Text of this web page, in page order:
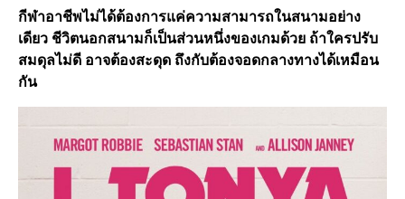
กีฬาอาชีพไม่ได้ต้องการแค่ความสามารถในสนามอย่าง
เดียว ชีวิตนอกสนามก็เป็นส่วนหนึ่งของเกมด้วย ถ้าใครปรับ
สมดุลไม่ดี อาจต้องสะดุด ถึงกับต้องจอดกลางทางได้เหมือน
กัน